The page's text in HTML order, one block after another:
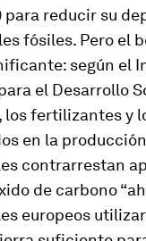
para reducir su
fósiles. Pero el
según el
el Desarrollo
los fertilizantes y
en la
contrarrestan
de carbono
europeos